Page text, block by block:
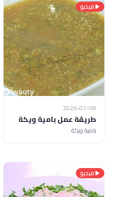
فيديو
2026-07-08
طريقة عمل بامية ويكة
بامية ويكة
فيديو